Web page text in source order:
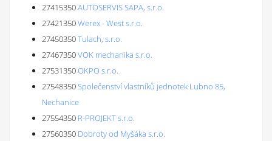
27415350AUTOSERVIS SAPA, s.r.o.
27421350Werex - West s.r.o.
27450350Tulach, s.r.o.
27467350VOK mechanika s.r.o.
27531350OKPO s.r.o.
27548350Společenství vlastníků jednotek Lubno 85,
Nechanice
27554350 R-PROJEKT s.r.o.
27560350 Dobroty od Myšáka s.r.o.